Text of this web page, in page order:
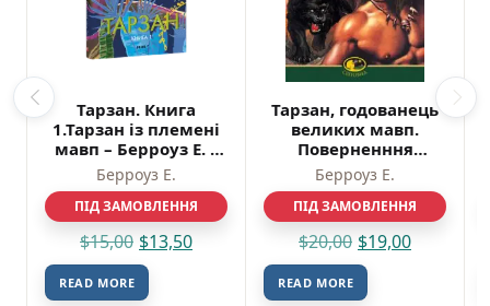
Тарзан. Книга
1.Тарзан із племені
мавп – Берроуз Е. –
Фоліо
Берроуз Е.
ПІД ЗАМОВЛЕННЯ
$15,00 $13,50
READ MORE
Тарзан, годованець
великих мавп.
Поверненння
Тарзана. Романи –
Берроуз Е. – (НК
Богдан)
Берроуз Е.
ПІД ЗАМОВЛЕННЯ
$20,00 $19,00
READ MORE